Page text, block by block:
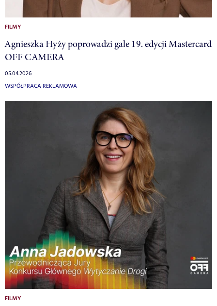
FILMY
Agnieszka Hyży poprowadzi gale 19. edycji Mastercard
OFF CAMERA
05.04.2026
WSPÓŁPRACA REKLAMOWA
FILMY